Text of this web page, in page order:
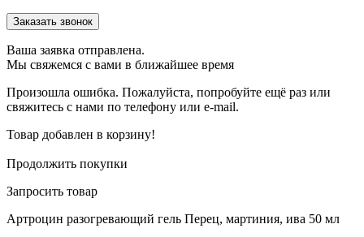
Ваша заявка отправлена.
Мы свяжемся с вами в ближайшее время
Произошла ошибка. Пожалуйста, попробуйте ещё раз или
свяжитесь с нами по телефону или e-mail.
Товар добавлен в корзину!
Продолжить покупки
Запросить товар
Артроцин разогревающий гель Перец, мартиния, ива 50 мл